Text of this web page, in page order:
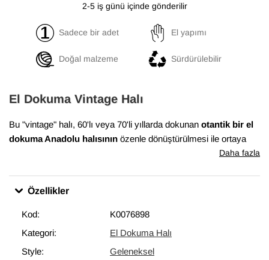
2-5 iş günü içinde gönderilir
Sadece bir adet El yapımı
Doğal malzeme Sürdürülebilir
El Dokuma Vintage Halı
Bu "vintage" halı, 60'lı veya 70'li yıllarda dokunan otantik bir el
dokuma Anadolu halısının özenle dönüştürülmesi ile ortaya
çıkmıştır. Bu dönüşüm süreci, Anadolu'nun birçok yöresinde
düşürmek için el makineleri ile traşlanan halıların gerekli
bakımları yapılarak satışa sunulur. Bu muhteşem dönüşüm,
ortaya çıkartır.
113 cm x 210 cm
ölçülerinde olan bu halı, pamuktan üzerine yün
Daha fazla
Özellikler
Kod:
K0076898
Kategori:
El Dokuma Halı
Style:
Geleneksel